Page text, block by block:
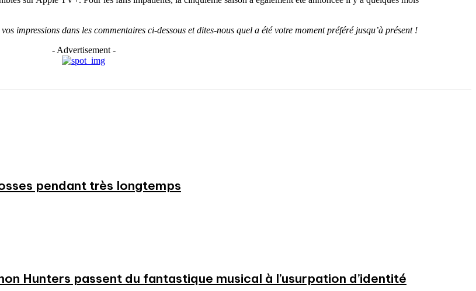
impressions dans les commentaires ci-dessous et dites-nous quel a été votre moment préféré jusqu’à présent !
- Advertisement -
pendant très longtemps
Hunters passent du fantastique musical à l’usurpation d’identité